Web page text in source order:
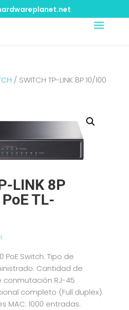
/ SWITCH TP-LINK 8P 10/100
LINK 8P
TL-
PoE Switch. Tipo de
Cantidad de
RJ-45
completo (Full duplex).
MAC: 1000 entradas.